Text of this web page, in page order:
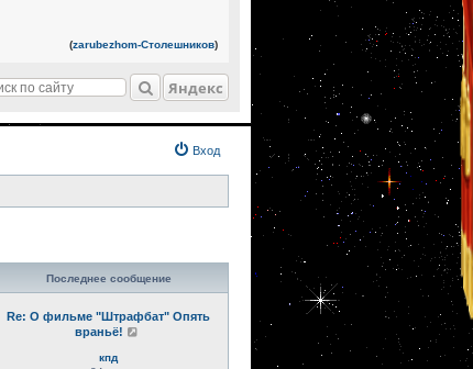
(zarubezhom-Столешников)
Яндекс
Вход
Последнее сообщение
Re: О фильме "Штрафбат" Опять
враньё!
кпд